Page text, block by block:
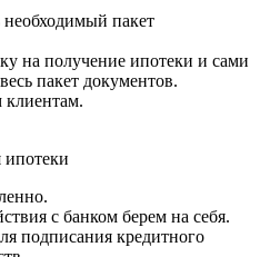
пакет
на получение ипотеки и сами
пакет документов.
клиентам.
с банком берем на себя.
подписания кредитного